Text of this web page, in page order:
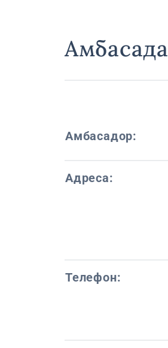
Амбасада
Амбасадор:
Адреса:
Телефон: